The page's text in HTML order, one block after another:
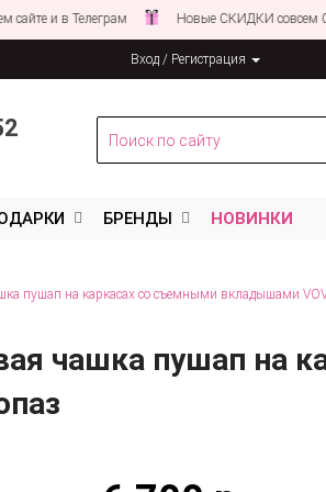
и в Телеграм Новые СКИДКИ совсем СКОРО!
Вход / Регистрация
БРЕНДЫ НОВИНКИ
пушап на каркасах со съемными вкладышами
чашка пушап на